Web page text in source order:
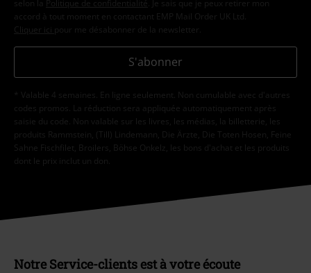
selon la Politique de confidentialité . Je sais que je peux retirer mon
accord à tout moment en contactant EMP Mail Order UK Ltd.
Cliquer ici pour me désabonner de la newsletter.
S'abonner
* Valable 4 semaines. En ligne seulement. Non cumulable avec d'autres
codes promos. La réduction sera appliquée automatiquement après
saisie du code. Non valable sur les livres, les médias, la billetterie, les
produits Rammstein, (Till) Lindemann, Die Ärzte, Die Toten Hosen, Feine
Sahne Fischfilet, Broilers, Böhse Onkelz, les bons d'achat et les produits
dont le prix inclut un don.
Notre Service-clients est à votre écoute